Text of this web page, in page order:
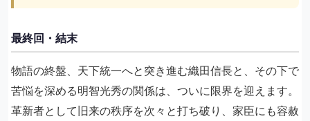
最終回・結末
物語の終盤、天下統一へと突き進む織田信長と、その下で
苦悩を深める明智光秀の関係は、ついに限界を迎えます。
革新者として旧来の秩序を次々と打ち破り、家臣にも容赦